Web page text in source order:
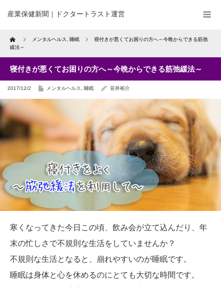
産業保健新聞｜ドクタートラスト運営
Home メンタルヘルス 睡眠
寝付きが悪くてお困りの方へ～今晩からできる筋弛
緩法～
寝付きが悪くてお困りの方へ～今晩からできる筋弛緩法～
2017/12/2 メンタルヘルス 睡眠 笹井裕介
寒くなってきた今日この頃、飲み会が立て込んだり、年
末の忙しさで不規則な生活をしていませんか？
不規則な生活となると、崩れやすいのが睡眠です。
睡眠は身体と心を休めるのにとても大切な時間です。